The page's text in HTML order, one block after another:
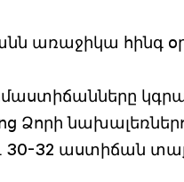
առաջիկա հինգ
Ձորի
32 աստիճան